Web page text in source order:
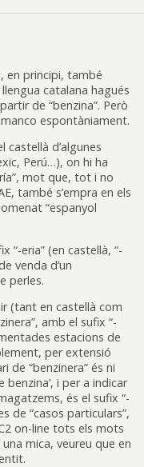
en principi, també
catalana hagués
de “benzina”. Però
espontàniament.
castellà d’algunes
Perú…), on hi ha
mot que, tot i no
també s’empra en els
“espanyol
“-eria” (en castellà, “-
venda d’un
perles.
(tant en castellà com
amb el sufix “-
estacions de
per extensió
de “benzinera” és ni
benzina’, i per a indicar
és el sufix “-
de “casos particulars”,
on-line tots els mots
mica, veureu que en